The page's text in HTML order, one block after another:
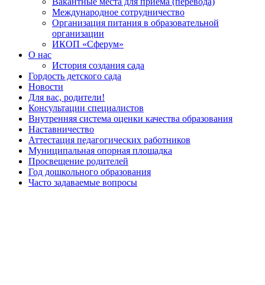
Международное сотрудничество
Организация питания в образовательной
организации
ИКОП «Сферум»
О нас
История создания сада
Гордость детского сада
Новости
Для вас, родители!
Консультации специалистов
Внутренняя система оценки качества образования
Наставничество
Аттестация педагогических работников
Муниципальная опорная площадка
Просвещение родителей
Год дошкольного образования
Часто задаваемые вопросы